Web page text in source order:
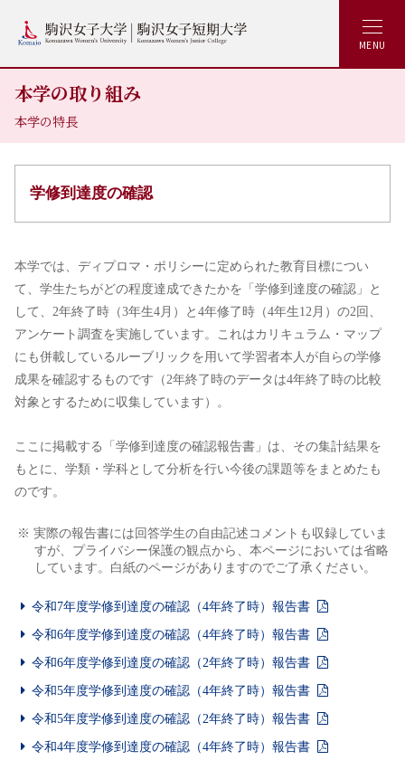
MENU
本学の取り組み
本学の特長
学修到達度の確認
本学では、ディプロマ・ポリシーに定められた教育目標につい
て、学生たちがどの程度達成できたかを「学修到達度の確認」と
して、2年終了時（3年生4月）と4年修了時（4年生12月）の2回、
アンケート調査を実施しています。これはカリキュラム・マップ
にも併載しているルーブリックを用いて学習者本人が自らの学修
成果を確認するものです（2年終了時のデータは4年終了時の比較
対象とするために収集しています）。
ここに掲載する「学修到達度の確認報告書」は、その集計結果を
もとに、学類・学科として分析を行い今後の課題等をまとめたも
のです。
※ 実際の報告書には回答学生の自由記述コメントも収録していま
すが、プライバシー保護の観点から、本ページにおいては省略
しています。白紙のページがありますのでご了承ください。
令和7年度学修到達度の確認（4年終了時）報告書
令和6年度学修到達度の確認（4年終了時）報告書
令和6年度学修到達度の確認（2年終了時）報告書
令和5年度学修到達度の確認（4年終了時）報告書
令和5年度学修到達度の確認（2年終了時）報告書
令和4年度学修到達度の確認（4年終了時）報告書